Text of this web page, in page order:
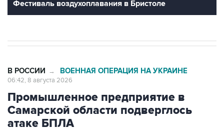
Фестиваль воздухоплавания в Бристоле
В РОССИИ → ВОЕННАЯ ОПЕРАЦИЯ НА УКРАИНЕ
06:42, 8 августа 2026
Промышленное предприятие в
Самарской области подверглось
атаке БПЛА